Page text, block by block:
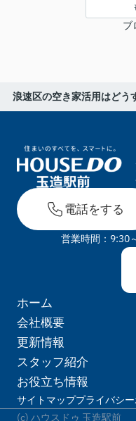
ブ
浪速区の空き家活用はどう
電話をする
営業時間：9:30
ホーム
会社概要
更新情報
スタッフ紹介
お役立ち情報
サイトマッププライバシ
(c) ハウスドゥ 玉造駅前